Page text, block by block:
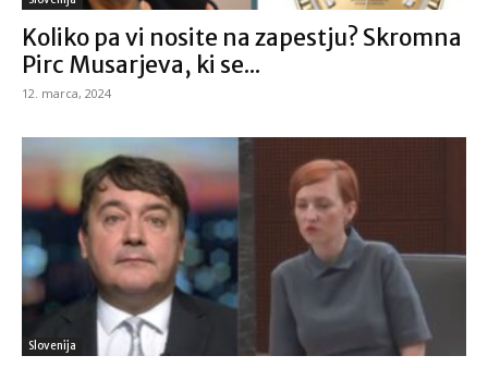
Koliko pa vi nosite na zapestju? Skromna
Pirc Musarjeva, ki se...
12. marca, 2024
Slovenija